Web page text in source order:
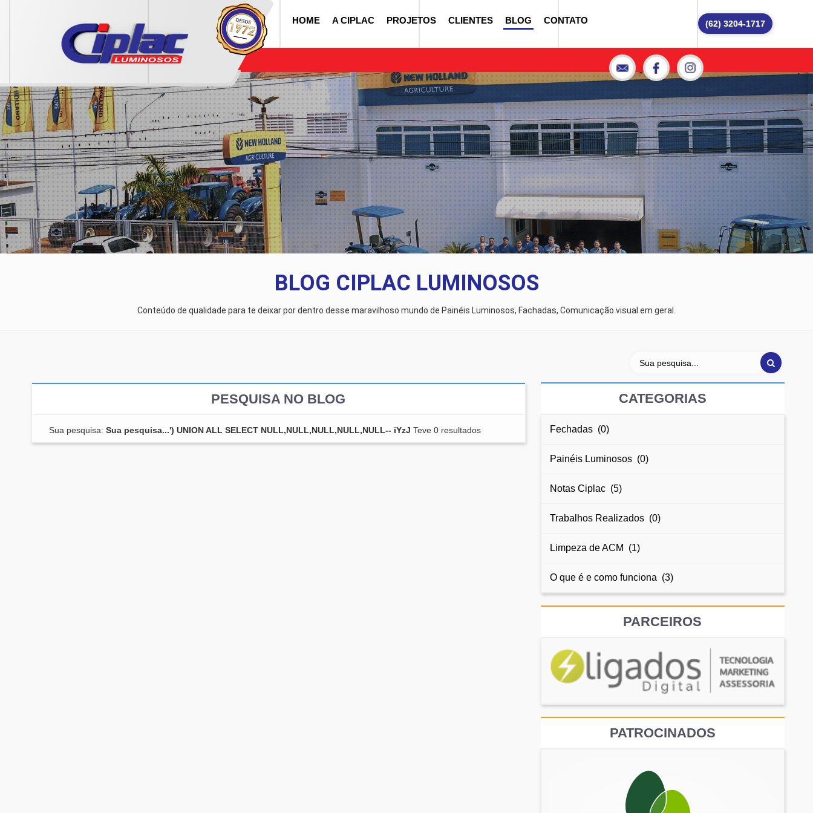
HOME A CIPLAC PROJETOS CLIENTES BLOG CONTATO (62) 3204-1717
BLOG CIPLAC LUMINOSOS
Conteúdo de qualidade para te deixar por dentro desse maravilhoso mundo de Painéis Luminosos, Fachadas, Comunicação visual em geral.
PESQUISA NO BLOG
Sua pesquisa: Sua pesquisa...') UNION ALL SELECT NULL,NULL,NULL,NULL,NULL-- iYzJ Teve 0 resultados
CATEGORIAS
Fechadas (0)
Painéis Luminosos (0)
Notas Ciplac (5)
Trabalhos Realizados (0)
Limpeza de ACM (1)
O que é e como funciona (3)
PARCEIROS
PATROCINADOS